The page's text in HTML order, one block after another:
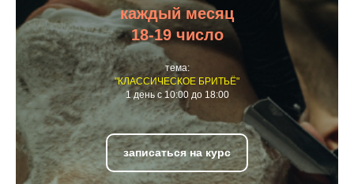
каждый месяц
18-19 число
тема:
"КЛАССИЧЕСКОЕ БРИТЬЁ"
1 день с 10:00 до 18:00
записаться на курс